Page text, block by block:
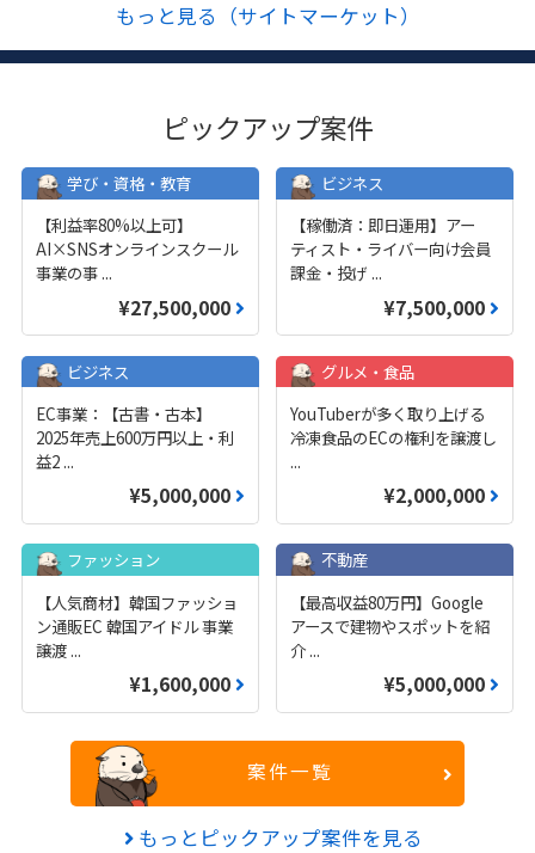
もっと見る（サイトマーケット）
ピックアップ案件
学び・資格・教育
【利益率80%以上可】
AI×SNSオンラインスクール
事業の事 ...
¥27,500,000
ビジネス
【稼働済：即日運用】アー
ティスト・ライバー向け会員
課金・投げ ...
¥7,500,000
ビジネス
EC事業：【古書・古本】
2025年売上600万円以上・利
益2 ...
¥5,000,000
グルメ・食品
YouTuberが多く取り上げる
冷凍食品のECの権利を譲渡し
...
¥2,000,000
ファッション
【人気商材】韓国ファッショ
ン通販EC 韓国アイドル 事業
譲渡 ...
¥1,600,000
不動産
【最高収益80万円】Google
アースで建物やスポットを紹
介 ...
¥5,000,000
案件一覧
もっとピックアップ案件を見る